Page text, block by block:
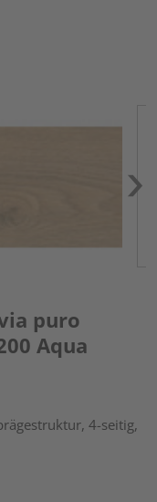
puro
Aqua
4-seitig,